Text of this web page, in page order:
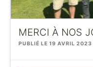
MERCI À NOS
PUBLIÉ LE 19 AVRIL 2023